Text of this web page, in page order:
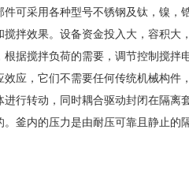
采用各种型号不锈钢及钛，镍，
拌效果。设备资金投入大，容积大
搅拌负荷的需要，调节控制搅拌
，它们不需要任何传统机械构件
行转动，同时耦合驱动封闭在隔
釜内的压力是由耐压可靠且静止